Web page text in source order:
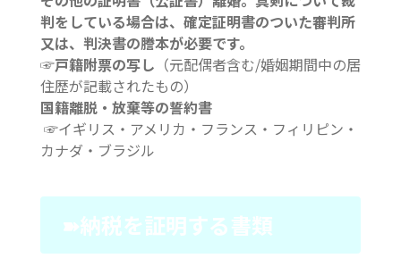
判をしている場合は、確定証明書のついた審判所
又は、判決書の謄本が必要です。
☞戸籍附票の写し （元配偶者含む/婚姻期間中の居
住歴が記載されたもの）
国籍離脱・放棄等の誓約書
☞イギリス・アメリカ・フランス・フィリピン・
カナダ・ブラジル
➽納税を証明する書類